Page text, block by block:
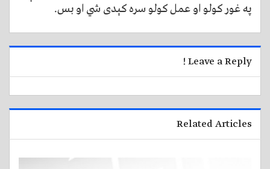
په غور کولو او عمل کولو سره کېدی شي او بس.
Leave a Reply !
Related Articles